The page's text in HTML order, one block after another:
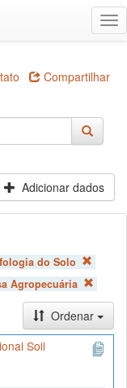
Compartilhar
Adicionar dados
do Solo
Agropecuária
Ordenar
Soil